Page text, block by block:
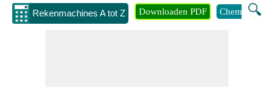
Rekenmachines A tot Z 🔍
Downloaden PDF Chemie